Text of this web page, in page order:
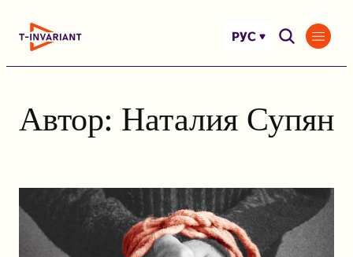
РУС
Автор: Наталия Супян